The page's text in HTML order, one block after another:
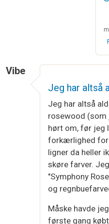
Vibe
Jeg har altså
Jeg har altså
rosewood (som
hørt om, før jeg
forkærlighed
ligner da heller
skøre farver.
"Symphony
og
Måske havde
første gang